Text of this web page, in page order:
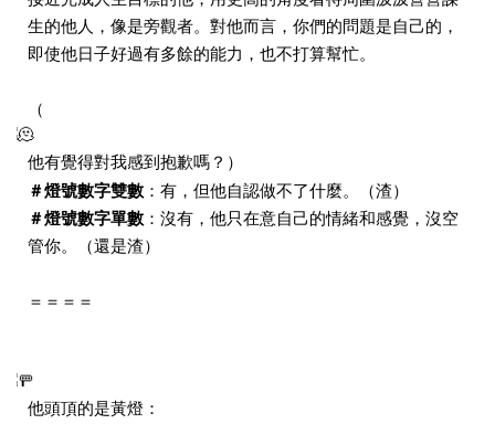
生的他人，像是旁觀者。對他而言，你們的問題是自己的，
即使他日子好過有多餘的能力，也不打算幫忙。
（
他有覺得對我感到抱歉嗎？）
＃燈號數字雙數 ：有，但他自認做不了什麼。（渣）
＃燈號數字單數 ：沒有，他只在意自己的情緒和感覺，沒空
管你。（還是渣）
＝＝＝＝
他頭頂的是黃燈：